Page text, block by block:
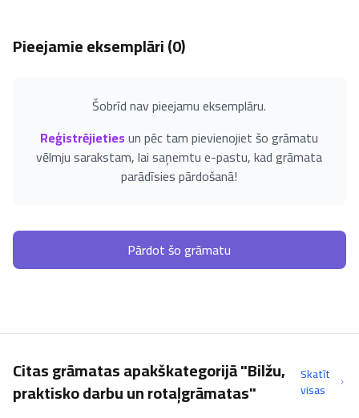
Pieejamie eksemplāri (0)
Šobrīd nav pieejamu eksemplāru.
Reģistrējietiesun pēc tam pievienojiet šo grāmatu
vēlmju sarakstam, lai saņemtu e-pastu, kad grāmata
parādīsies pārdošanā!
Pārdot šo grāmatu
Citas grāmatas apakškategorijā "Bilžu,
praktisko darbu un rotaļgrāmatas"
Skatīt
visas